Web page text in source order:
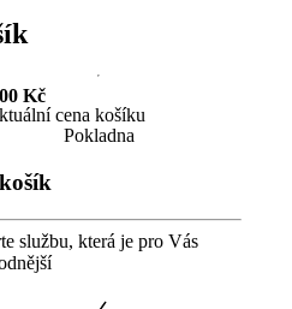
KčAktuální cena košíku
Kč
cena košíku
Pokladna
službu, která je pro Vás